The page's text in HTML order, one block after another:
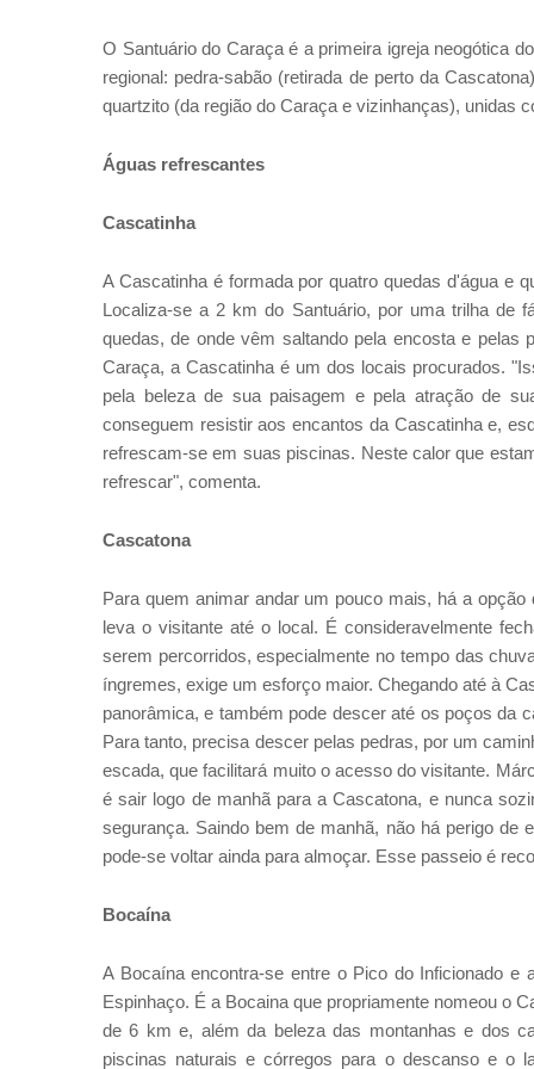
O Santuário do Caraça é a primeira igreja neogótica
regional: pedra-sabão (retirada de perto da
quartzito (da região do Caraça e vizinhanças), unidas
Águas refrescantes
Cascatinha
A Cascatinha é formada por quatro quedas d'água e
Localiza-se a 2 km do Santuário, por uma trilha
quedas, de onde vêm saltando pela encosta e pelas
Caraça, a Cascatinha é um dos locais procurados.
pela beleza de sua paisagem e pela atração de
conseguem resistir aos encantos da Cascatinha e,
refrescam-se em suas piscinas. Neste calor que
refrescar", comenta.
Cascatona
Para quem animar andar um pouco mais, há a
leva o visitante até o local. É consideravelmente
serem percorridos, especialmente no tempo das
íngremes, exige um esforço maior. Chegando até à
panorâmica, e também pode descer até os poços da
Para tanto, precisa descer pelas pedras, por um
escada, que facilitará muito o acesso do visitante.
é sair logo de manhã para a Cascatona, e nunca
segurança. Saindo bem de manhã, não há perigo
pode-se voltar ainda para almoçar. Esse passeio é
Bocaína
A Bocaína encontra-se entre o Pico do Inficionado e
Espinhaço. É a Bocaina que propriamente nomeou o
de 6 km e, além da beleza das montanhas e dos
piscinas naturais e córregos para o descanso e o